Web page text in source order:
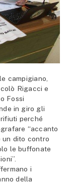
campigiano,
Rigacci e
Fossi
in giro gli
perché
“accanto
un dito contro
le buffonate
i
della